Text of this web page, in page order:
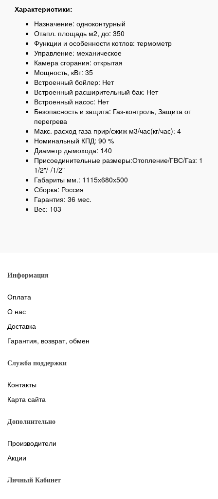
Характеристики:
Назначение: одноконтурный
Отапл. площадь м2, до: 350
Функции и особенности котлов: термометр
Управление: механическое
Камера сгорания: открытая
Мощность, кВт: 35
Встроенный бойлер: Нет
Встроенный расширительный бак: Нет
Встроенный насос: Нет
Безопасность и защита: Газ-контроль, Защита от
перегрева
Макс. расход газа прир/сжиж м3/час(кг/час): 4
Номинальный КПД: 90 %
Диаметр дымохода: 140
Присоединительные размеры:Отопление/ГВС/Газ: 1
1/2"/-/1/2"
Габариты мм.: 1115х680х500
Сборка: Россия
Гарантия: 36 мес.
Вес: 103
Информация
Оплата
О нас
Доставка
Гарантия, возврат, обмен
Служба поддержки
Контакты
Карта сайта
Дополнительно
Производители
Акции
Личный Кабинет